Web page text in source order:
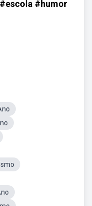
#humor